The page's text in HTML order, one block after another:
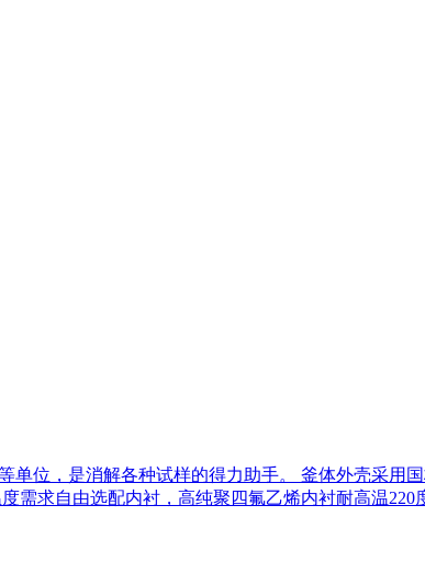
位，是消解各种试样的得力助手。 釜体外壳采用
求自由选配内衬，高纯聚四氟乙烯内衬耐高温220